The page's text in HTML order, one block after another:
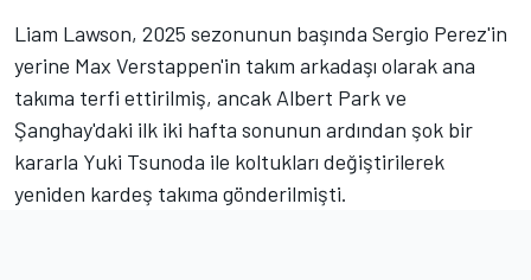
Liam Lawson, 2025 sezonunun başında Sergio Perez'in
yerine Max Verstappen'in takım arkadaşı olarak ana
takıma terfi ettirilmiş, ancak Albert Park ve
Şanghay'daki ilk iki hafta sonunun ardından şok bir
kararla Yuki Tsunoda ile koltukları değiştirilerek
yeniden kardeş takıma gönderilmişti.